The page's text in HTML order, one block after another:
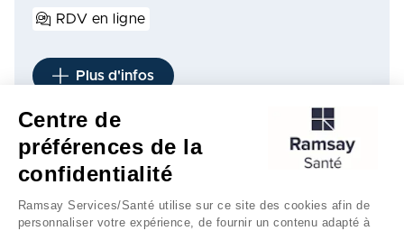
RDV en ligne
Plus d'infos
Centre de
préférences de la
confidentialité
Ramsay Services/Santé utilise sur ce site des cookies afin de
personnaliser votre expérience, de fournir un contenu adapté à